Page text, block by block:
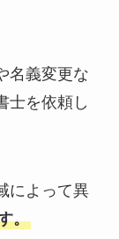
名義変更な
士を依頼し
によって異
。